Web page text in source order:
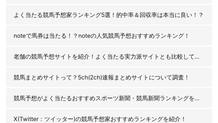
よく当たる競馬予想家ランキング5選！的中率＆回収率は本当に良い！？
noteで馬券は当たる！？noteの人気競馬予想おすすめランキング！
老舗の競馬予想サイトを紹介！よく当たる実力派サイトとも比較してみた！
競馬まとめサイトって？5ch(2ch)速報まとめサイトについて調査！
競馬予想がよく当たるおすすめスポーツ新聞・競馬新聞ランキングを紹介！
X(Twitter：ツイッター)の競馬予想家おすすめランキングを紹介！